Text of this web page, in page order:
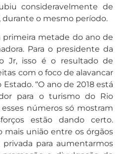
consideravelmente de
durante o mesmo período.
primeira metade do ano de
Para o presidente da
Jr, isso é o resultado de
com o foco de alavancar
“O ano de 2018 está
para o turismo do Rio
números só mostram
estão dando certo.
mais união entre os órgãos
para aumentarmos